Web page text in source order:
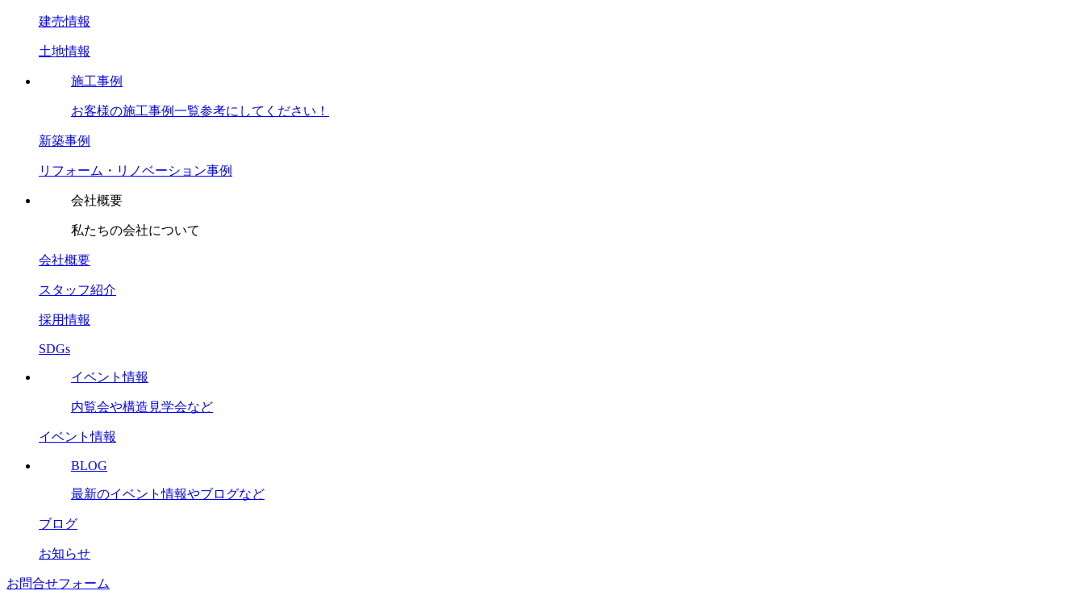
建売情報
土地情報
施工事例
お客様の施工事例一覧参考にしてください！
新築事例
リフォーム・リノベーション事例
会社概要
私たちの会社について
会社概要
スタッフ紹介
採用情報
SDGs
イベント情報
内覧会や構造見学会など
イベント情報
BLOG
最新のイベント情報やブログなど
ブログ
お知らせ
お問合せフォーム